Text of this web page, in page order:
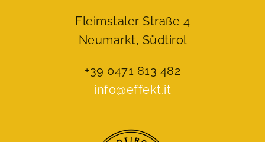
Fleimstaler Straße 4
Neumarkt, Südtirol
+39 0471 813 482
info@effekt.it